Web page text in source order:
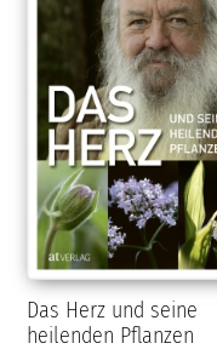
Das Herz und seine
heilenden Pflanzen